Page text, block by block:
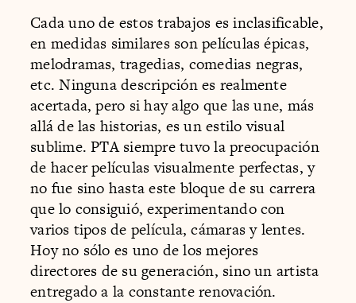
Cada uno de estos trabajos es inclasificable,
en medidas similares son películas épicas,
melodramas, tragedias, comedias negras,
etc. Ninguna descripción es realmente
acertada, pero si hay algo que las une, más
allá de las historias, es un estilo visual
sublime. PTA siempre tuvo la preocupación
de hacer películas visualmente perfectas, y
no fue sino hasta este bloque de su carrera
que lo consiguió, experimentando con
varios tipos de película, cámaras y lentes.
Hoy no sólo es uno de los mejores
directores de su generación, sino un artista
entregado a la constante renovación.